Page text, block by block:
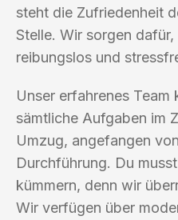
steht die Zufriedenheit
Stelle. Wir sorgen
reibungslos und
Unser erfahrenes Team
sämtliche Aufgaben im
Umzug, angefangen
Durchführung. Du
kümmern, denn wir
Wir verfügen über